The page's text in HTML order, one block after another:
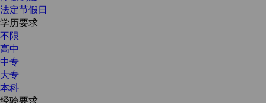
法定节假日
学历要求
不限
高中
中专
大专
本科
经验要求